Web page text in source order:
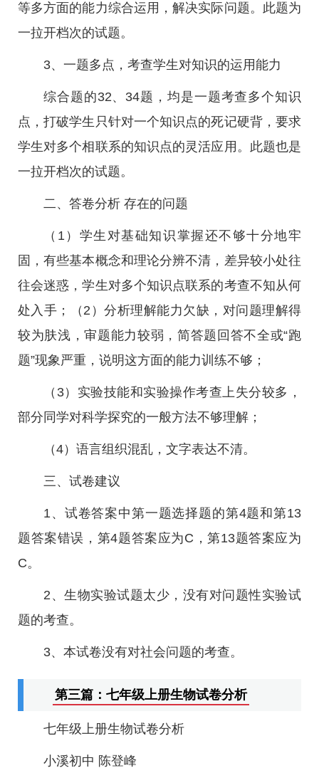
等多方面的能力综合运用，解决实际问题。此题为
一拉开档次的试题。
3、一题多点，考查学生对知识的运用能力
综合题的32、34题，均是一题考查多个知识
点，打破学生只针对一个知识点的死记硬背，要求
学生对多个相联系的知识点的灵活应用。此题也是
一拉开档次的试题。
二、答卷分析 存在的问题
（1）学生对基础知识掌握还不够十分地牢
固，有些基本概念和理论分辨不清，差异较小处往
往会迷惑，学生对多个知识点联系的考查不知从何
处入手；（2）分析理解能力欠缺，对问题理解得
较为肤浅，审题能力较弱，简答题回答不全或“跑
题”现象严重，说明这方面的能力训练不够；
（3）实验技能和实验操作考查上失分较多，
部分同学对科学探究的一般方法不够理解；
（4）语言组织混乱，文字表达不清。
三、试卷建议
1、试卷答案中第一题选择题的第4题和第13
题答案错误，第4题答案应为C，第13题答案应为
C。
2、生物实验试题太少，没有对问题性实验试
题的考查。
3、本试卷没有对社会问题的考查。
第三篇：七年级上册生物试卷分析
七年级上册生物试卷分析
小溪初中 陈登峰